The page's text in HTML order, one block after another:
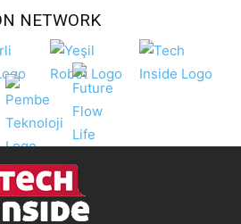
NETWORK